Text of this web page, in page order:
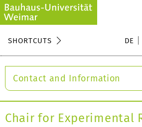
SHORTCUTS DE
Contact and Information
Chair for Experimental